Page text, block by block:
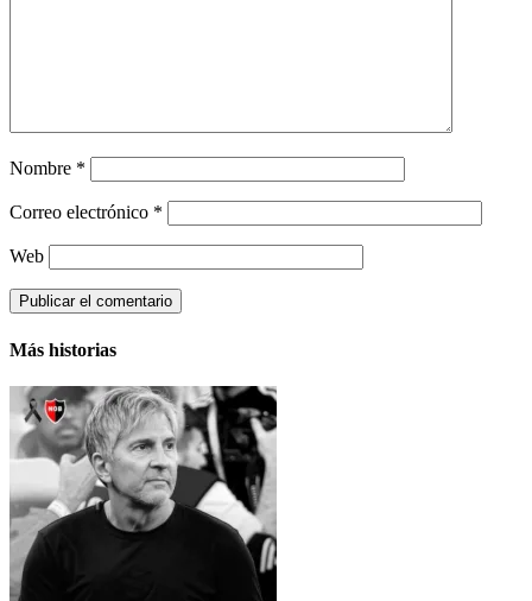
Nombre *
Correo electrónico *
Web
Más historias